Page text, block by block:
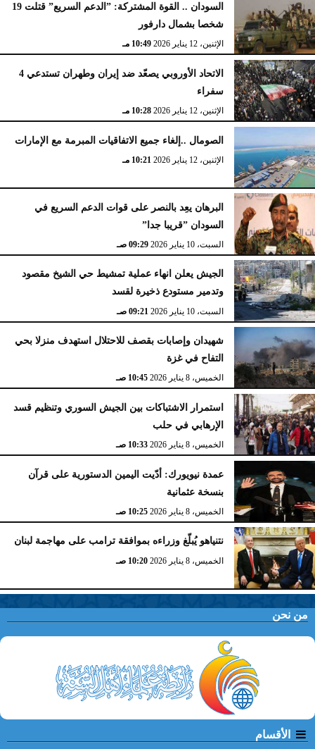
السودان .. القوة المشتركة: ”الدعم السريع” قتلت 19
شخصا بشمال دارفور
الإثنين، 12 يناير 2026 10:49 مـ
الاتحاد الأوروبي يصعّد ضد إيران وطهران تستدعي 4
سفراء
الإثنين، 12 يناير 2026 10:28 مـ
الصومال ..إلغاء جميع الاتفاقيات المبرمة مع الإمارات
الإثنين، 12 يناير 2026 10:21 مـ
البرهان يعِد بالنصر على قوات الدعم السريع في
السودان ”قريبا جدا”
السبت، 10 يناير 2026 09:29 صـ
الجيش يعلن انهاء عملية تمشيط حي الشيخ مقصود
وتدمير مستودع ذخيرة لقسد
السبت، 10 يناير 2026 09:21 صـ
شهيدان وإصابات بقصف للاحتلال استهدف منزلا بحي
التفاح في غزة
الخميس، 8 يناير 2026 10:45 صـ
استمرار الاشتباكات بين الجيش السوري وتنظيم قسد
الإرهابي في حلب
الخميس، 8 يناير 2026 10:33 صـ
عمدة نيويورك: أدّيت اليمين الدستورية على قرآن
بنسخة عثمانية
الخميس، 8 يناير 2026 10:25 صـ
نتنياهو يُبلّغ وزراءه بموافقة ترامب على مهاجمة لبنان
الخميس، 8 يناير 2026 10:20 صـ
من نحن
الأقسام